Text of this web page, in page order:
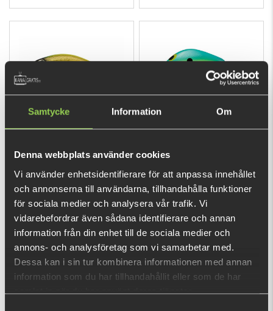
Samtycke Information Om
Denna webbplats använder cookies
Vi använder enhetsidentifierare för att anpassa innehållet
och annonserna till användarna, tillhandahålla funktioner
för sociala medier och analysera vår trafik. Vi
vidarebefordrar även sådana identifierare och annan
information från din enhet till de sociala medier och
annons- och analysföretag som vi samarbetar med.
Dessa kan i sin tur kombinera informationen med annan
information som du har tillhandahållit eller som de har
samlat in när du har använt deras tjänster.
Berkley DEX Bullet Jerk 5cm
"Trout Special Range"
99 kr
Shimano Lure Bantam
Macbeth, 63mm 16g
Shimano Lure Bantam Pavlo
Shimano Bantam World
17gr